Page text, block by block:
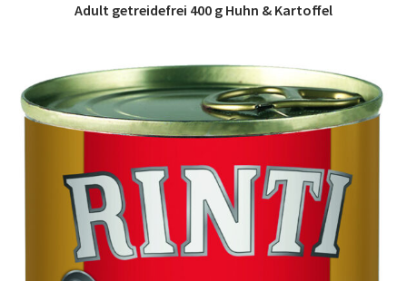
Adult getreidefrei 400 g Huhn & Kartoffel